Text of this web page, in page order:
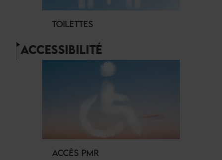
TOILETTES
ACCESSIBILITÉ
ACCÈS PMR